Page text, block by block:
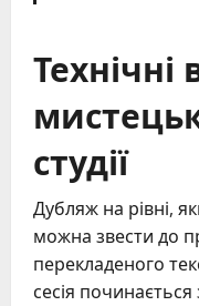
студії
Дубляж на рівні,
можна звести до
перекладеного
сесія